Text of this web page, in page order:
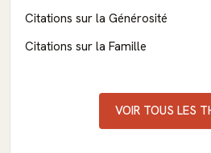
Citations sur la Générosité
Citations sur la Famille
VOIR TOUS LES